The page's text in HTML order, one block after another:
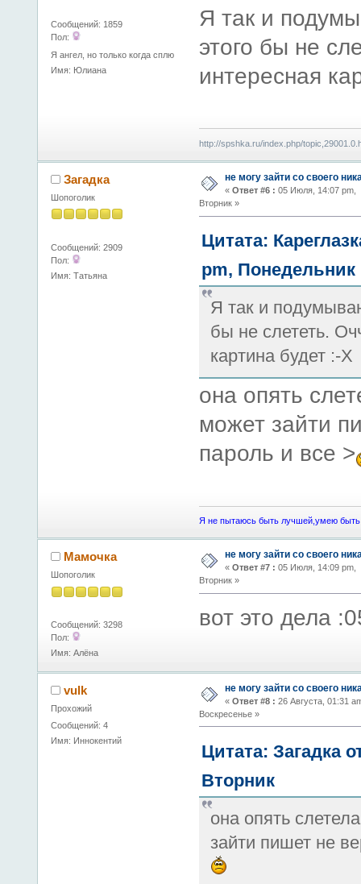
Сообщений: 1859
Пол:
Я ангел, но только когда сплю
Имя: Юлиана
Я так и
этого бы не
интересная
http://spshka.ru/index.php/
Загадка
Шопоголик
Сообщений: 2909
Пол:
Имя: Татьяна
не могу зайти со своего
« Ответ #6 : 05 Июля, 14:07 pm,
Вторник »
Цитата:
pm, Понедельник
Я так и
бы не слететь.
картина будет :-X
она опять
может зайти
пароль и все >
Я не пытаюсь быть лучшей,умею
Мамочка
Шопоголик
Сообщений: 3298
Пол:
Имя: Алёна
не могу зайти со своего
« Ответ #7 : 05 Июля, 14:09 pm,
Вторник »
вот это дела
vulk
Прохожий
Сообщений: 4
Имя: Иннокентий
не могу зайти со своего
« Ответ #8 : 26 Августа, 01:31
Воскресенье »
Цитата: Загадка
Вторник
она опять
зайти пишет не